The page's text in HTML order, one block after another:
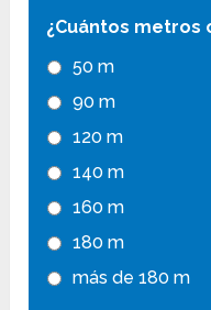
¿Cuántos metros
50 m
90 m
120 m
140 m
160 m
180 m
más de 180 m